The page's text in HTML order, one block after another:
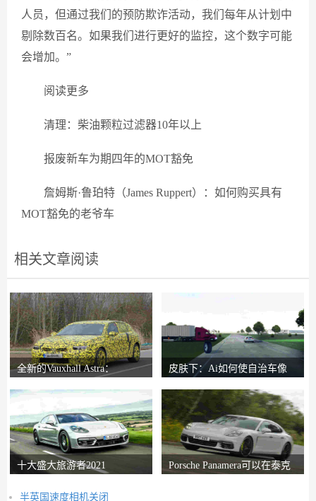
人员，但通过我们的预防欺诈活动，我们每年从计划中
剔除数百名。如果我们进行更好的监控，这个数字可能
会增加。”
阅读更多
清理：柴油颗粒过滤器10年以上
报废新车为期四年的MOT豁免
詹姆斯·鲁珀特（James Ruppert）：如何购买具有
MOT豁免的老爷车
相关文章阅读
全新的Vauxhall Astra：
皮肤下：Ai如何使自治车像
十大盛大旅游者2021
Porsche Panamera可以在泰克
半英国速度相机关闭